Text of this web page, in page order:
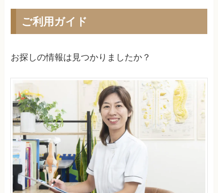
ご利用ガイド
お探しの情報は見つかりましたか？